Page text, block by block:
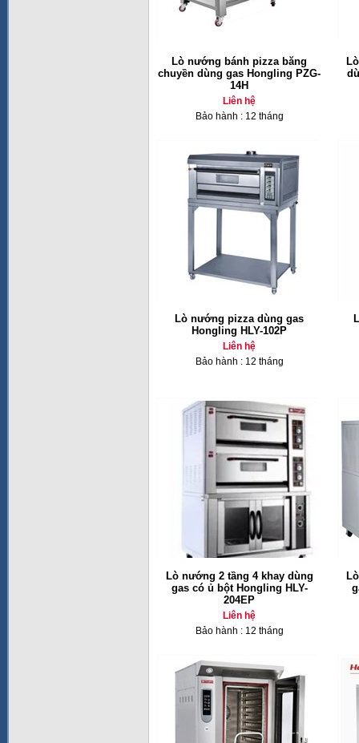
Lò nướng bánh pizza băng
chuyền dùng gas Hongling PZG-
14H
Liên hệ
Bảo hành : 12 tháng
Lò nướng pizza dùng gas
Hongling HLY-102P
Liên hệ
Bảo hành : 12 tháng
Lò nướng 2 tầng 4 khay dùng
gas có ủ bột Hongling HLY-
204EP
Liên hệ
Bảo hành : 12 tháng